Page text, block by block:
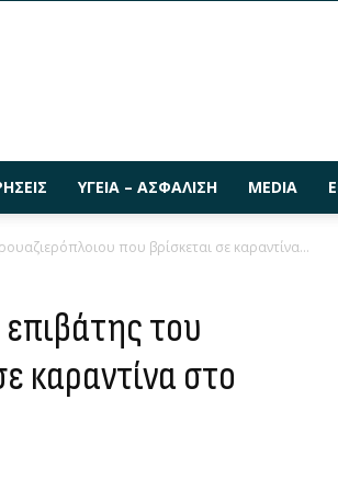
ΥΓΕΊΑ – ΑΣΦΆΛΙΣΗ MEDIA
που βρίσκεται σε καραντίνα...
του
καραντίνα στο